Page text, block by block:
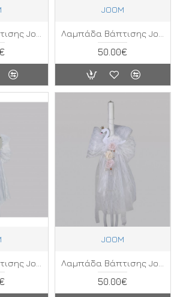
JOOM
50.00€
JOOM
50.00€